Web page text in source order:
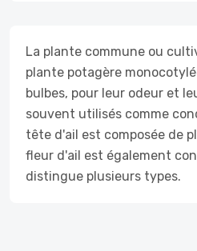
La plante commune ou
plante potagère
bulbes, pour leur odeur et
souvent utilisés comme
tête d'ail est composée de
fleur d'ail est également
distingue plusieurs types.